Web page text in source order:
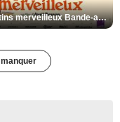
Les Matins merveilleux Bande-annonce VF